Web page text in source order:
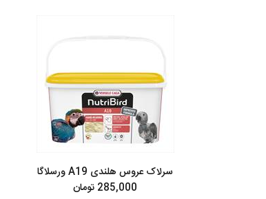
سرلاک عروس هلندی A19 ورسلاگا
285,000 تومان